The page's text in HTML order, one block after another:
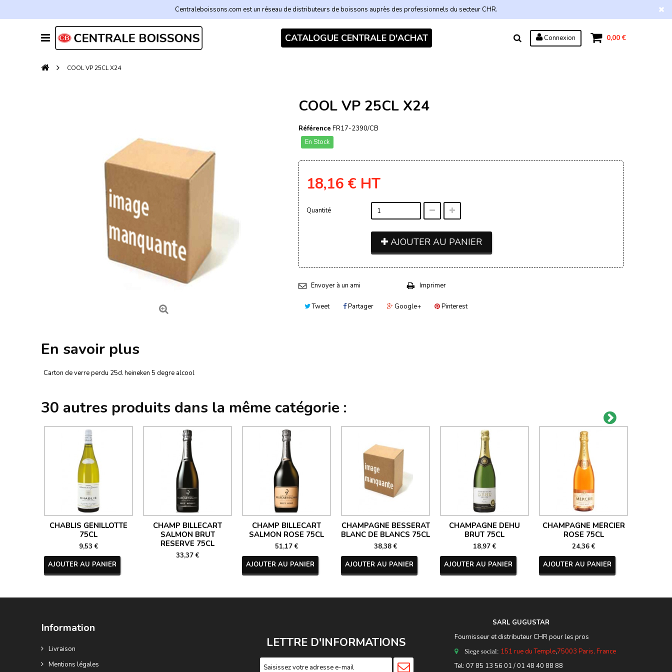
Centraleboissons.com est un réseau de distributeurs de boissons auprès des professionnels du secteur CHR.
0,00 €
Connexion
CATALOGUE CENTRALE D'ACHAT
COOL VP 25CL X24
COOL VP 25CL X24
Référence FR17-2390/CB
En Stock
18,16 € HT
Quantité
AJOUTER AU PANIER
Envoyer à un ami Imprimer
Tweet Partager Google+ Pinterest
En savoir plus
Carton de verre perdu 25cl heineken 5 degre alcool
30 autres produits dans la même catégorie :
CHABLIS GENILLOTTE
75CL
9,53 €
AJOUTER AU PANIER
CHAMP BILLECART
SALMON BRUT
RESERVE 75CL
33,37 €
CHAMP BILLECART
SALMON ROSE 75CL
51,17 €
AJOUTER AU PANIER
CHAMPAGNE BESSERAT
BLANC DE BLANCS 75CL
38,38 €
AJOUTER AU PANIER
CHAMPAGNE DEHU
BRUT 75CL
18,97 €
AJOUTER AU PANIER
CHAMPAGNE MERCIER
ROSE 75CL
24,36 €
AJOUTER AU PANIER
Information
Livraison
Mentions légales
LETTRE D'INFORMATIONS
SARL GUGUSTAR
Fournisseur et distributeur CHR pour les pros
Siege social: 151 rue du Temple,75003 Paris, France
Tel: 07 85 13 56 01 / 01 48 40 88 88